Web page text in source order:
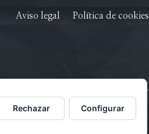
Aviso legal Política de cookies
Rechazar Configurar